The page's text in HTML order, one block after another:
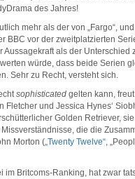
des Jahres!
mehr als der von „Fargo“,
BBC vor der zweitplatzierten
Aussagekraft als der Unterschied
würde, dass beide Serien
Sehr zu Recht, versteht sich.
sophisticated gelten kann,
Fletcher und Jessica Hynes‘
Golden Retriever,
die die
Morton („Twenty Twelve“,
im Britcoms-Ranking, hat zwar